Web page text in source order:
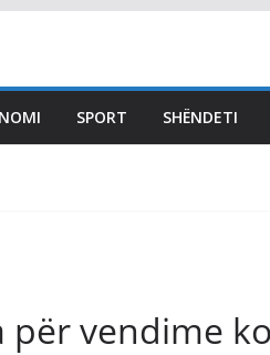
SPORT SHËNDETI
për vendime
Bekë
Duhet me ia
qeverinë